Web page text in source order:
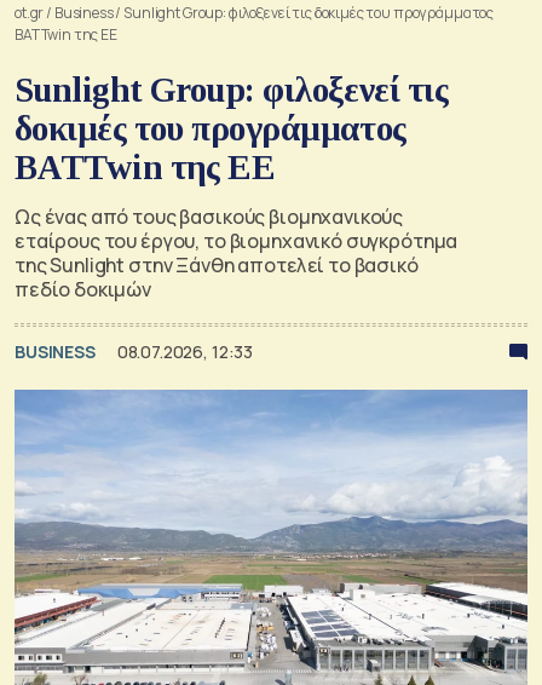
ot.gr/ Business/ Sunlight Group: φιλοξενεί τις δοκιμές του προγράμματος
BATTwin της ΕΕ
Sunlight Group: φιλοξενεί τις
δοκιμές του προγράμματος
BATTwin της ΕΕ
Ως ένας από τους βασικούς βιομηχανικούς
εταίρους του έργου, το βιομηχανικό συγκρότημα
της Sunlight στην Ξάνθη αποτελεί το βασικό
πεδίο δοκιμών
BUSINESS 08.07.2026, 12:33